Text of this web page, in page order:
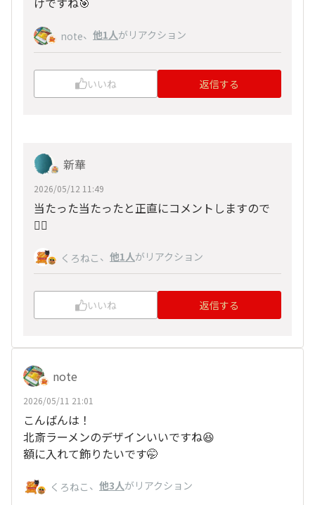
note、 他1人がリアクション
いいね 返信する
新華
2026/05/12 11:49
当たった当たったと正直にコメントしますので
🙇‍♂️
くろねこ 、 他1人がリアクション
いいね 返信する
note
2026/05/11 21:01
こんばんは！
北斎ラーメンのデザインいいですね😆
額に入れて飾りたいです🤭
くろねこ 、 他3人がリアクション